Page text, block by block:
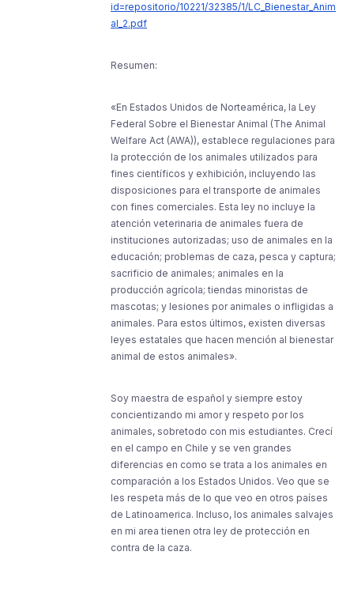
id=repositorio/10221/32385/1/LC_Bienestar_Anim
al_2.pdf
Resumen:
«En Estados Unidos de Norteamérica, la Ley
Federal Sobre el Bienestar Animal (The Animal
Welfare Act (AWA)), establece regulaciones para
la protección de los animales utilizados para
fines científicos y exhibición, incluyendo las
disposiciones para el transporte de animales
con fines comerciales. Esta ley no incluye la
atención veterinaria de animales fuera de
instituciones autorizadas; uso de animales en la
educación; problemas de caza, pesca y captura;
sacrificio de animales; animales en la
producción agrícola; tiendas minoristas de
mascotas; y lesiones por animales o infligidas a
animales. Para estos últimos, existen diversas
leyes estatales que hacen mención al bienestar
animal de estos animales».
Soy maestra de español y siempre estoy
concientizando mi amor y respeto por los
animales, sobretodo con mis estudiantes. Crecí
en el campo en Chile y se ven grandes
diferencias en como se trata a los animales en
comparación a los Estados Unidos. Veo que se
les respeta más de lo que veo en otros países
de Latinoamerica. Incluso, los animales salvajes
en mi area tienen otra ley de protección en
contra de la caza.